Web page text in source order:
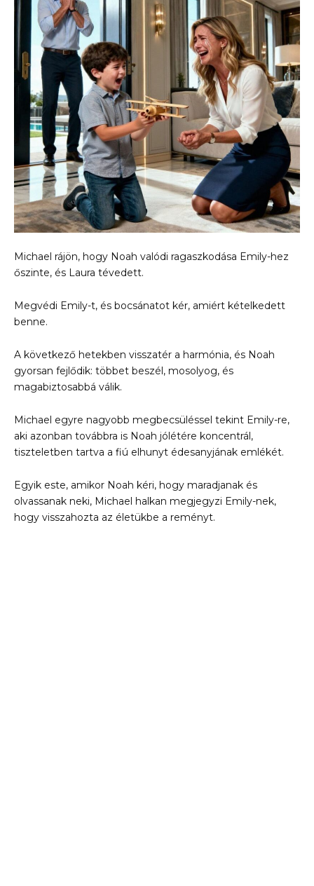
Michael rájön, hogy Noah valódi ragaszkodása Emily-hez
őszinte, és Laura tévedett.
Megvédi Emily-t, és bocsánatot kér, amiért kételkedett
benne.
A következő hetekben visszatér a harmónia, és Noah
gyorsan fejlődik: többet beszél, mosolyog, és
magabiztosabbá válik.
Michael egyre nagyobb megbecsüléssel tekint Emily-re,
aki azonban továbbra is Noah jólétére koncentrál,
tiszteletben tartva a fiú elhunyt édesanyjának emlékét.
Egyik este, amikor Noah kéri, hogy maradjanak és
olvassanak neki, Michael halkan megjegyzi Emily-nek,
hogy visszahozta az életükbe a reményt.